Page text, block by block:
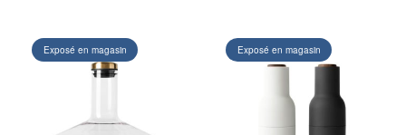
Exposé en magasin Exposé en magasin